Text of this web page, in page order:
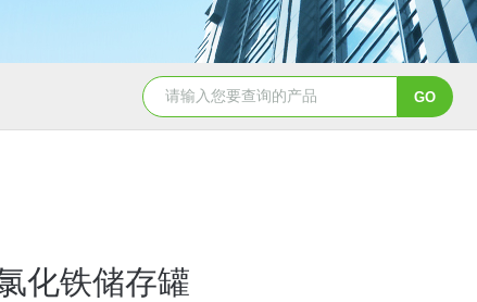
50吨pe塑料水箱储水罐 40吨PE塑料防腐储罐
化铁储存罐